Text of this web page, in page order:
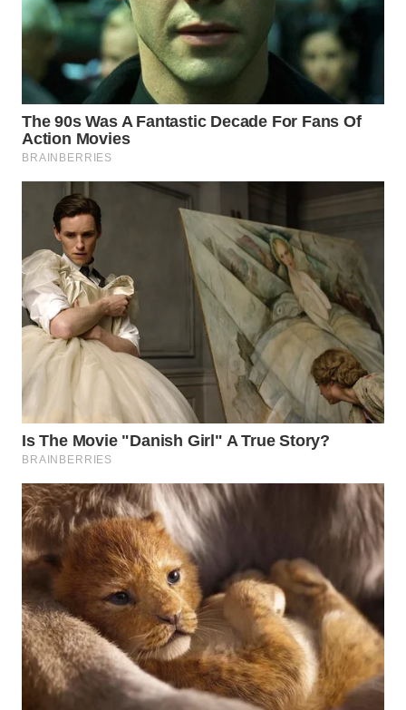
WN
WN
TOBA
WN
NIAS
WN
LANGKAT
WN
TAPANULI
SELATAN
TANJUNG
LESUNG
WN
KARO
WN
SIMALUNGUN
WN
LABUHANBATU
WN